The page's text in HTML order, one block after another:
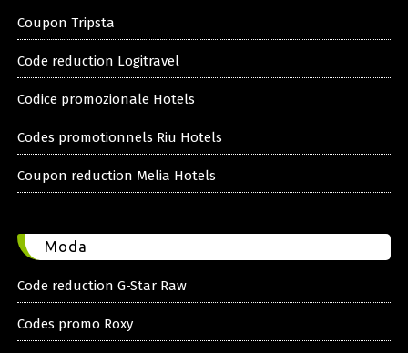
Coupon Tripsta
Code reduction Logitravel
Codice promozionale Hotels
Codes promotionnels Riu Hotels
Coupon reduction Melia Hotels
Moda
Code reduction G-Star Raw
Codes promo Roxy